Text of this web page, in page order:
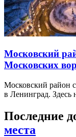
Московский
Московских
Московский район
в Ленинград. Здесь
Последние
места